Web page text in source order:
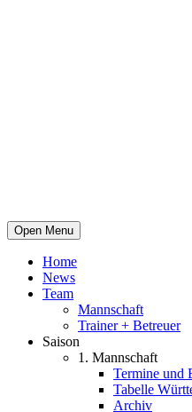
Open Menu
Home
News
Team
Mannschaft
Trainer + Betreuer
Saison
1. Mannschaft
Termine und
Tabelle
Archiv